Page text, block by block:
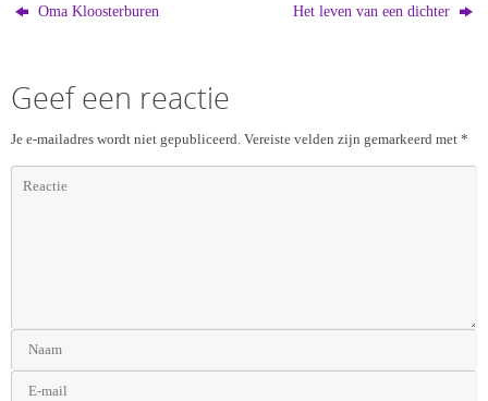
Oma Kloosterburen Het leven van een dichter
Geef een reactie
Je e-mailadres wordt niet gepubliceerd. Vereiste velden zijn gemarkeerd met *